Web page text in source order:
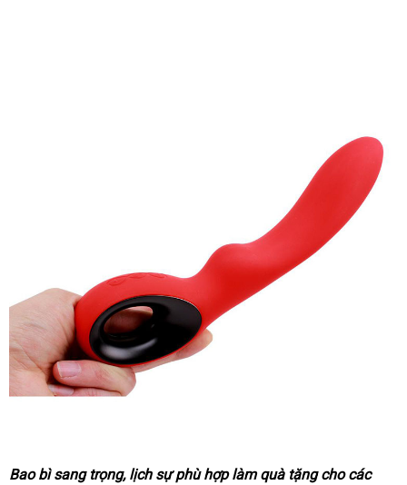
Bao bì sang trọngnhanh
, lịch sự phù hợp làm quà tặng chohàng
các